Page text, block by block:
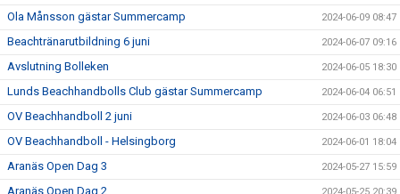
Ola Månsson gästar Summercamp 2024-06-09 08:47
Beachtränarutbildning 6 juni 2024-06-07 09:16
Avslutning Bolleken 2024-06-05 18:30
Lunds Beachhandbolls Club gästar Summercamp 2024-06-04 06:51
OV Beachhandboll 2 juni 2024-06-03 06:48
OV Beachhandboll - Helsingborg 2024-06-01 18:04
Aranäs Open Dag 3 2024-05-27 15:59
Aranäs Open Dag 2